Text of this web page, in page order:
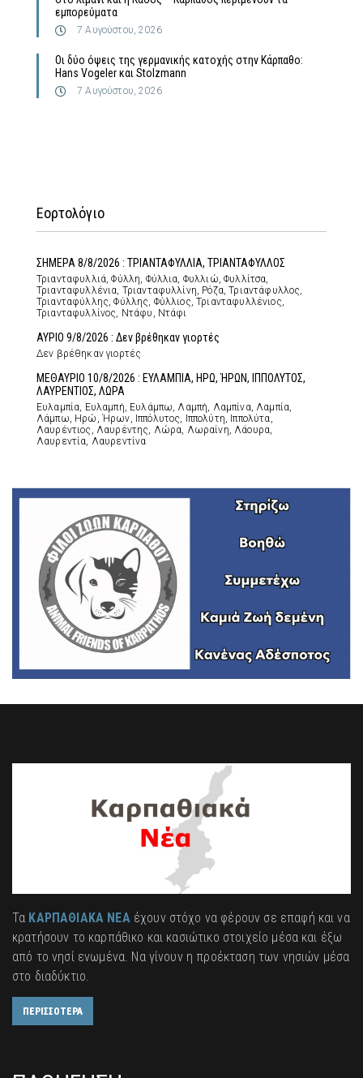
εμπορεύματα
7 Αυγούστου, 2026
Οι δύο όψεις της γερμανικής κατοχής στην Κάρπαθο:
Hans Vogeler και Stolzmann
7 Αυγούστου, 2026
Εορτολόγιο
ΣΗΜΕΡΑ 8/8/2026 : ΤΡΙΑΝΤΑΦΥΛΛΙΑ, ΤΡΙΑΝΤΑΦΥΛΛΟΣ
Τριανταφυλλιά, Φύλλη, Φύλλια, Φυλλιώ, Φυλλίτσα,
Τριανταφυλλένια, Τριανταφυλλίνη, Ρόζα, Τριαντάφυλλος,
Τριανταφύλλης, Φύλλης, Φύλλιος, Τριανταφυλλένιος,
Τριανταφυλλίνος, Ντάφυ, Ντάφι
ΑΥΡΙΟ 9/8/2026 : Δεν βρέθηκαν γιορτές
Δεν βρέθηκαν γιορτές
ΜΕΘΑΥΡΙΟ 10/8/2026 : ΕΥΛΑΜΠΙΑ, ΗΡΩ, ΉΡΩΝ, ΙΠΠΟΛΥΤΟΣ,
ΛΑΥΡΕΝΤΙΟΣ, ΛΩΡΑ
Ευλαμπία, Ευλαμπή, Ευλάμπω, Λαμπή, Λαμπίνα, Λαμπία,
Λάμπω, Ηρώ, Ήρων, Ιππόλυτος, Ιππολύτη, Ιππολύτα,
Λαυρέντιος, Λαυρέντης, Λώρα, Λωραίνη, Λάουρα,
Λαυρεντία, Λαυρεντίνα
Τα ΚΑΡΠΑΘΙΑΚΑ ΝΕΑέχουν στόχο να φέρουν σε επαφή και να
κρατήσουν το καρπάθικο και κασιώτικο στοιχείο μέσα και έξω
από το νησί ενωμένα. Να γίνουν η προέκταση των νησιών μέσα
στο διαδύκτιο.
ΠΕΡΙΣΣΟΤΕΡΑ